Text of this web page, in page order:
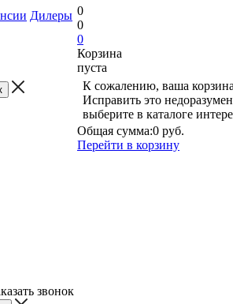
Дилеры
звонок
0
0
0
Корзина
пуста
К сожалению, ваша
Исправить это
выберите в каталоге
Общая сумма:0 руб.
Перейти в корзину